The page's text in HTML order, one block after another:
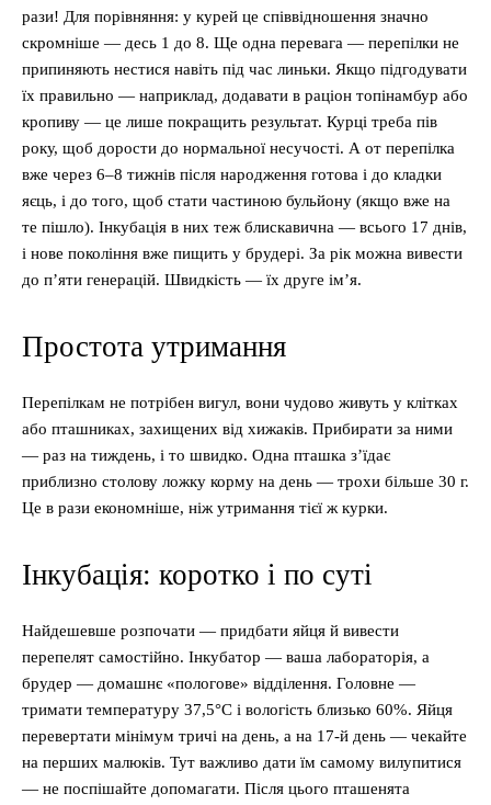
рази! Для порівняння: у курей це співвідношення значно
скромніше — десь 1 до 8. Ще одна перевага — перепілки не
припиняють нестися навіть під час линьки. Якщо підгодувати
їх правильно — наприклад, додавати в раціон топінамбур або
кропиву — це лише покращить результат. Курці треба пів
року, щоб дорости до нормальної несучості. А от перепілка
вже через 6–8 тижнів після народження готова і до кладки
яєць, і до того, щоб стати частиною бульйону (якщо вже на
те пішло). Інкубація в них теж блискавична — всього 17 днів,
і нове покоління вже пищить у брудері. За рік можна вивести
до п’яти генерацій. Швидкість — їх друге ім’я.
Простота утримання
Перепілкам не потрібен вигул, вони чудово живуть у клітках
або пташниках, захищених від хижаків. Прибирати за ними
— раз на тиждень, і то швидко. Одна пташка з’їдає
приблизно столову ложку корму на день — трохи більше 30 г.
Це в рази економніше, ніж утримання тієї ж курки.
Інкубація: коротко і по суті
Найдешевше розпочати — придбати яйця й вивести
перепелят самостійно. Інкубатор — ваша лабораторія, а
брудер — домашнє «пологове» відділення. Головне —
тримати температуру 37,5°C і вологість близько 60%. Яйця
перевертати мінімум тричі на день, а на 17-й день — чекайте
на перших малюків. Тут важливо дати їм самому вилупитися
— не поспішайте допомагати. Після цього пташенята